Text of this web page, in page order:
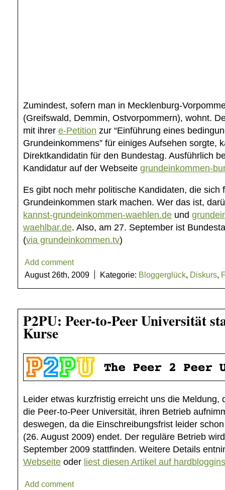
Zumindest, sofern man in Mecklenburg-
(Greifswald, Demmin, Ostvorpommern), wohnt.
mit ihrer e-Petition zur “Einführung eines
Grundeinkommens” für einiges Aufsehen sorgte,
Direktkandidatin für den Bundestag. Ausführlich
Kandidatur auf der Webseite grundeinkommen-
Es gibt noch mehr politische Kandidaten, die sich
Grundeinkommen stark machen. Wer das ist,
kannst-grundeinkommen-waehlen.de und
waehlbar.de. Also, am 27. September ist
(via grundeinkommen.tv)
Add comment
August 26th, 2009
Kategorie: Bloggerglück, Diskurs,
P2PU: Peer-to-Peer Universität
Kurse
Leider etwas kurzfristig erreicht uns die Meldung,
die Peer-to-Peer Universität, ihren Betrieb
deswegen, da die Einschreibungsfrist leider
(26. August 2009) endet. Der reguläre Betrieb
September 2009 stattfinden. Weitere Details
Webseite oder liest diesen Artikel auf
Add comment